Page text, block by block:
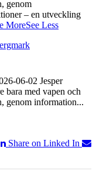
genom
– en utveckling
MoreSee Less
06-02 Jesper
bara med vapen och
genom information...
Share on Linked In